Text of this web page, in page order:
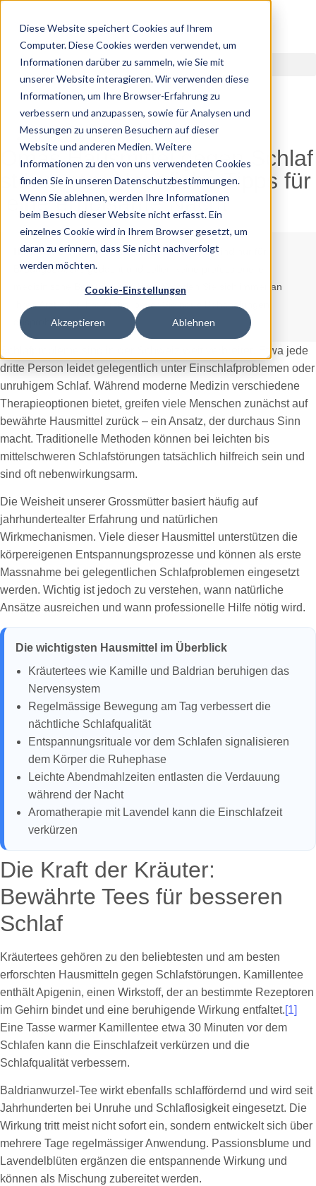
Diese Website speichert Cookies auf Ihrem
Computer. Diese Cookies werden verwendet, um
Informationen darüber zu sammeln, wie Sie mit
unserer Website interagieren. Wir verwenden diese
Informationen, um Ihre Browser-Erfahrung zu
verbessern und anzupassen, sowie für Analysen und
Messungen zu unseren Besuchern auf dieser
Website und anderen Medien. Weitere
Informationen zu den von uns verwendeten Cookies
finden Sie in unseren Datenschutzbestimmungen.
Wenn Sie ablehnen, werden Ihre Informationen
beim Besuch dieser Website nicht erfasst. Ein
einzelnes Cookie wird in Ihrem Browser gesetzt, um
daran zu erinnern, dass Sie nicht nachverfolgt
werden möchten.
Cookie-Einstellungen
Akzeptieren Ablehnen
20.10.2025
Omas Hausmittel gegen Schlaf
störungen: Natürliche Tipps für
eine erholsame Nacht
Hinweis:Die Informationen in diesem Artikel sind nur für
Bildungszwecke gedacht und sollen keine professionelle
medizinische Beratung ersetzen. Wenden Sie sich immer an
Ihren Arzt oder Ihre Ärztin, bevor Sie neue Behandlungen
ausprobieren.
Schlafprobleme sind in der Schweiz weit verbreitet. Etwa jede
dritte Person leidet gelegentlich unter Einschlafproblemen oder
unruhigem Schlaf. Während moderne Medizin verschiedene
Therapieoptionen bietet, greifen viele Menschen zunächst auf
bewährte Hausmittel zurück – ein Ansatz, der durchaus Sinn
macht. Traditionelle Methoden können bei leichten bis
mittelschweren Schlafstörungen tatsächlich hilfreich sein und
sind oft nebenwirkungsarm.
Die Weisheit unserer Grossmütter basiert häufig auf
jahrhundertealter Erfahrung und natürlichen
Wirkmechanismen. Viele dieser Hausmittel unterstützen die
körpereigenen Entspannungsprozesse und können als erste
Massnahme bei gelegentlichen Schlafproblemen eingesetzt
werden. Wichtig ist jedoch zu verstehen, wann natürliche
Ansätze ausreichen und wann professionelle Hilfe nötig wird.
Die wichtigsten Hausmittel im Überblick
Kräutertees wie Kamille und Baldrian beruhigen das
Nervensystem
Regelmässige Bewegung am Tag verbessert die
nächtliche Schlafqualität
Entspannungsrituale vor dem Schlafen signalisieren
dem Körper die Ruhephase
Leichte Abendmahlzeiten entlasten die Verdauung
während der Nacht
Aromatherapie mit Lavendel kann die Einschlafzeit
verkürzen
Die Kraft der Kräuter:
Bewährte Tees für besseren
Schlaf
Kräutertees gehören zu den beliebtesten und am besten
erforschten Hausmitteln gegen Schlafstörungen. Kamillentee
enthält Apigenin, einen Wirkstoff, der an bestimmte Rezeptoren
im Gehirn bindet und eine beruhigende Wirkung entfaltet.[1]
Eine Tasse warmer Kamillentee etwa 30 Minuten vor dem
Schlafen kann die Einschlafzeit verkürzen und die
Schlafqualität verbessern.
Baldrianwurzel-Tee wirkt ebenfalls schlaffördernd und wird seit
Jahrhunderten bei Unruhe und Schlaflosigkeit eingesetzt. Die
Wirkung tritt meist nicht sofort ein, sondern entwickelt sich über
mehrere Tage regelmässiger Anwendung. Passionsblume und
Lavendelblüten ergänzen die entspannende Wirkung und
können als Mischung zubereitet werden.